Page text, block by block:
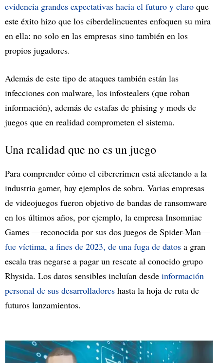
evidencia grandes expectativas hacia el futuro y claro que
este éxito hizo que los ciberdelincuentes enfoquen su mira
en ella: no solo en las empresas sino también en los
propios jugadores.
Además de este tipo de ataques también están las
infecciones con malware, los infostealers (que roban
información), además de estafas de phising y mods de
juegos que en realidad comprometen el sistema.
Una realidad que no es un juego
Para comprender cómo el cibercrimen está afectando a la
industria gamer, hay ejemplos de sobra. Varias empresas
de videojuegos fueron objetivo de bandas de ransomware
en los últimos años, por ejemplo, la empresa Insomniac
Games —reconocida por sus dos juegos de Spider-Man—
fue víctima, a fines de 2023, de una fuga de datos a gran
escala tras negarse a pagar un rescate al conocido grupo
Rhysida. Los datos sensibles incluían desde información
personal de sus desarrolladores hasta la hoja de ruta de
futuros lanzamientos.